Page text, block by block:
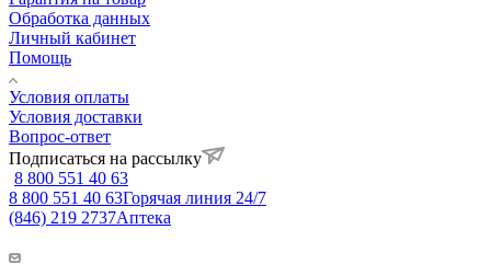
Обработка данных
Личный кабинет
Помощь
Условия оплаты
Условия доставки
Вопрос-ответ
Подписаться на рассылку
8 800 551 40 63
8 800 551 40 63Горячая линия 24/7
(846) 219 2737Аптека